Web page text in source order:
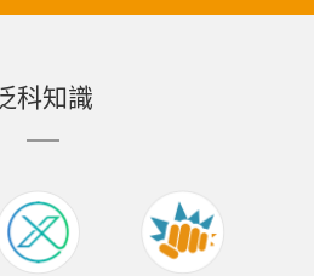
科知識